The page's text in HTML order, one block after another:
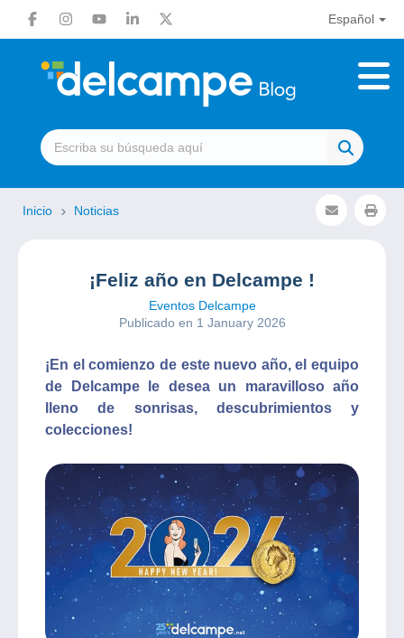
Español
Inicio Noticias
¡Feliz año en Delcampe !
Eventos Delcampe
Publicado en 1 January 2026
¡En el comienzo de este nuevo año, el equipo
de Delcampe le desea un maravilloso año
lleno de sonrisas, descubrimientos y
colecciones!